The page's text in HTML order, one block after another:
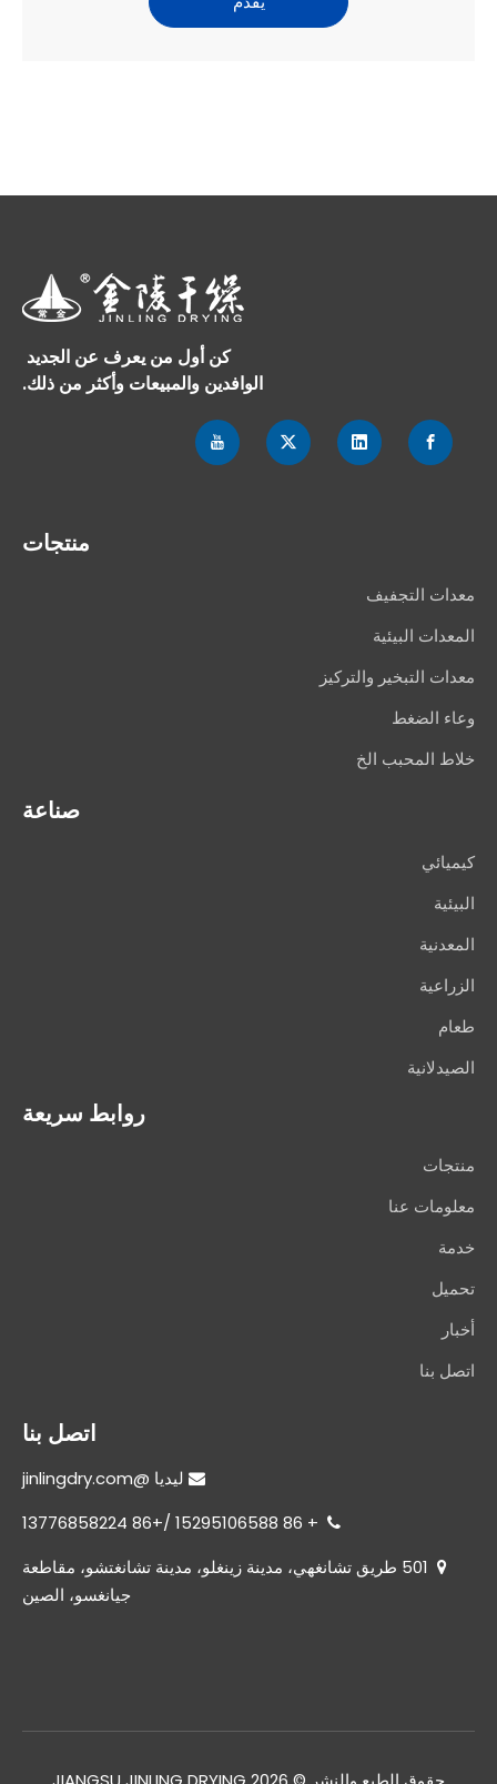
كن أول من يعرف عن الجديد
الوافدين والمبيعات وأكثر من ذلك.
منتجات
معدات التجفيف
المعدات البيئية
معدات التبخير والتركيز
وعاء الضغط
خلاط المحبب الخ
صناعة
كيميائي
البيئية
المعدنية
الزراعية
طعام
الصيدلانية
روابط سريعة
منتجات
معلومات عنا
خدمة
تحميل
أخبار
اتصل بنا
اتصل بنا
 ليديا @jinlingdry.com

+ 86 15295106588 /+86 13776858224

501 طريق تشانغهي، مدينة زينغلو، مدينة تشانغتشو، مقاطعة
جيانغسو، الصين